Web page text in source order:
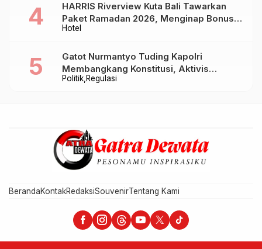
Hotel
HARRIS Riverview Kuta Bali Tawarkan
Paket Ramadan 2026, Menginap Bonus
Takjil hingga Bukber Mulai Rp88.888
Politik Regulasi
Gatot Nurmantyo Tuding Kapolri
Membangkang Konstitusi, Aktivis
Tegaskan Polri Tak Punya Sejarah
BerandaKontakRedaksiSouvenirTentang Kami